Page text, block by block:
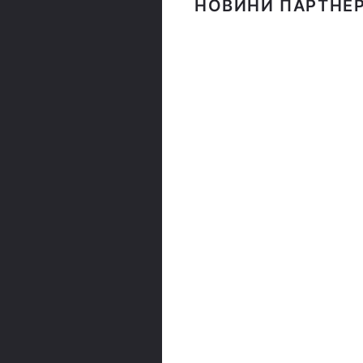
НОВИНИ